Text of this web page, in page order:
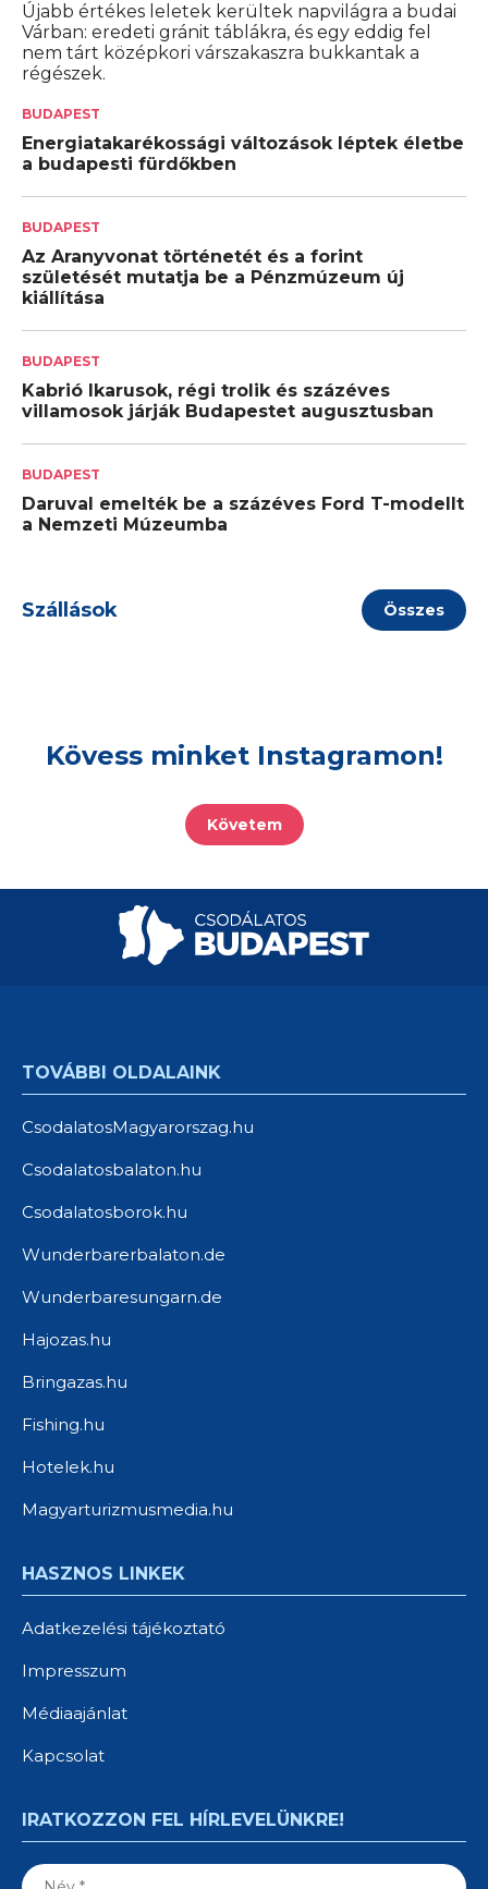
Újabb értékes leletek kerültek napvilágra a budai
Várban: eredeti gránit táblákra, és egy eddig fel
nem tárt középkori várszakaszra bukkantak a
régészek.
BUDAPEST
Energiatakarékossági változások léptek életbe
a budapesti fürdőkben
BUDAPEST
Az Aranyvonat történetét és a forint
születését mutatja be a Pénzmúzeum új
kiállítása
BUDAPEST
Kabrió Ikarusok, régi trolik és százéves
villamosok járják Budapestet augusztusban
BUDAPEST
Daruval emelték be a százéves Ford T-modellt
a Nemzeti Múzeumba
Szállások Összes
Kövess minket Instagramon!
Követem
TOVÁBBI OLDALAINK
CsodalatosMagyarorszag.hu
Csodalatosbalaton.hu
Csodalatosborok.hu
Wunderbarerbalaton.de
Wunderbaresungarn.de
Hajozas.hu
Bringazas.hu
Fishing.hu
Hotelek.hu
Magyarturizmusmedia.hu
HASZNOS LINKEK
Adatkezelési tájékoztató
Impresszum
Médiaajánlat
Kapcsolat
IRATKOZZON FEL HÍRLEVELÜNKRE!